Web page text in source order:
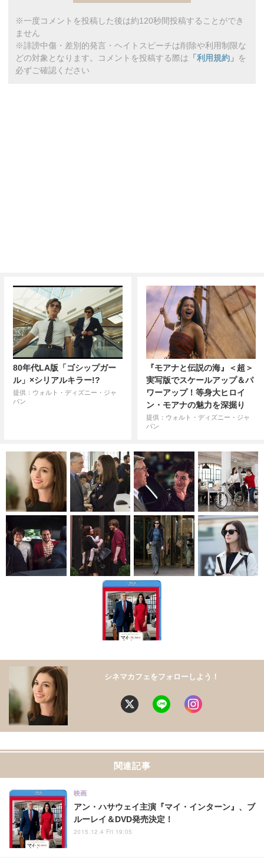
※一度コメントを投稿した後は約120秒間投稿することができ
ません
※誹謗中傷・差別的発言・ヘイトスピーチは削除や利用制限な
どの対象となります。コメントを投稿する際は 「利用規約」 を
必ずご確認ください
80年代LA版「ゴシップガー
ル」×シリアルキラー!?
提供：ウォルト・ディズニー・ジャ
パン
『モアナと伝説の海』＜超＞
実写版でスケールアップ＆パ
ワーアップ！等身大ヒロイ
ン・モアナの魅力を深掘り
提供：ウォルト・ディズニー・ジャ
パン
シネマカフェをフォローしよう！
関連記事
アン・ハサウェイ主演『マイ・インターン』、ブ
ルーレイ＆DVD発売決定！
映画
2015.12.4 Fri 19:05